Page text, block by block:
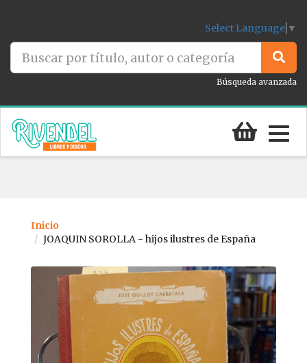
Select Language ▼
Búsqueda avanzada
Inicio
JOAQUIN SOROLLA - hijos ilustres de España